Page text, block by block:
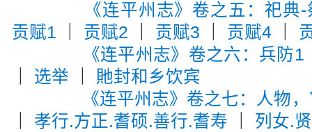
《连平州志》卷之五：祀典
贡赋1
贡赋2 贡赋3 贡赋4
《连平州志》卷之六：兵防1
选举
貤封和乡饮宾
《连平州志》卷之七：人物
孝行.方正.耆硕.善行.耆寿
列女.